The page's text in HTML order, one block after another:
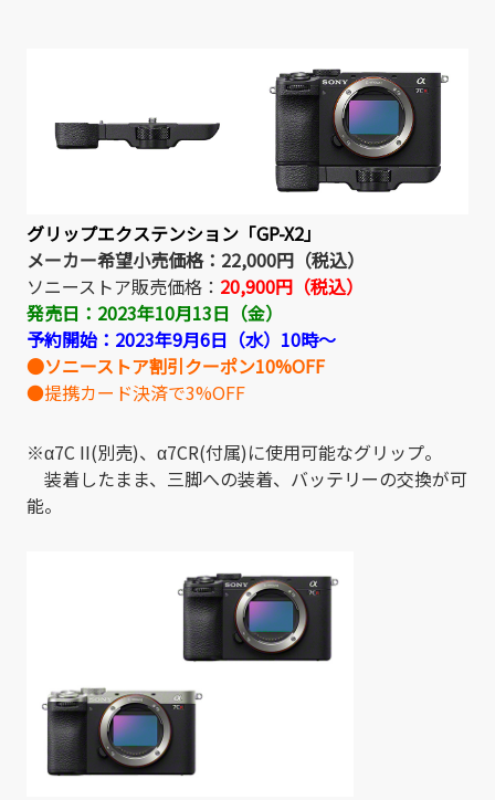
グリップエクステンション「GP-X2」
メーカー希望小売価格：22,000円（税込）
ソニーストア販売価格： 20,900円（税込）
発売日：2023年10月13日（金）
予約開始：2023年9月6日（水）10時～
●ソニーストア割引クーポン10%OFF
●提携カード決済で3%OFF
※α7C II(別売)、α7CR(付属)に使用可能なグリップ。
装着したまま、三脚への装着、バッテリーの交換が可
能。